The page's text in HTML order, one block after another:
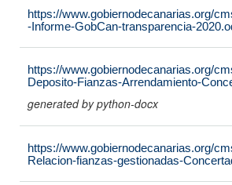
https://www.gobiernodecanarias.org/
-Informe-GobCan-transparencia-
https://www.gobiernodecanarias.org/
Deposito-Fianzas-Arrendamiento-
generated by python-docx
https://www.gobiernodecanarias.org/
Relacion-fianzas-gestionadas-